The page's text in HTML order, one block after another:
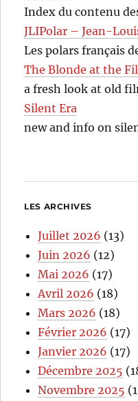
Index du contenu
JLIPolar – Jean-
Les polars français
The Blonde at the
a fresh look at old
Silent Era
new and info on
LES ARCHIVES
Juillet 2026 (13)
Juin 2026 (12)
Mai 2026 (17)
Avril 2026 (18)
Mars 2026 (18)
Février 2026 (17)
Janvier 2026 (17)
Décembre 2025
Novembre 2025